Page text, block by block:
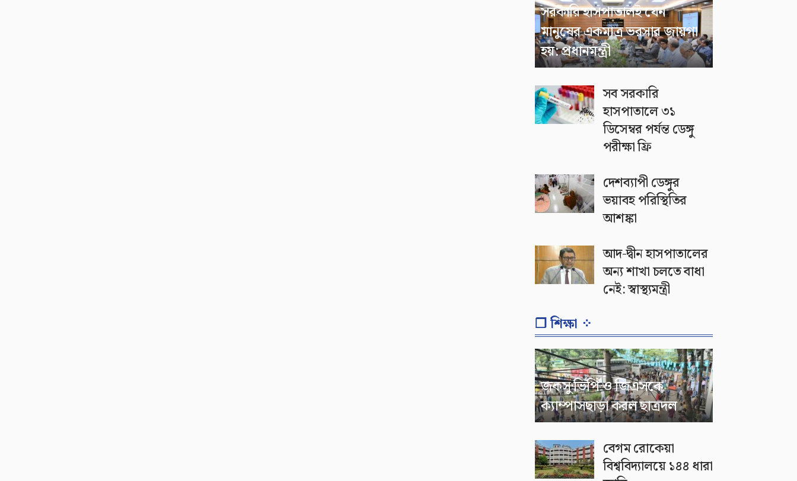
সরকারি হাসপাতালই যেন
মানুষের একমাত্র ভরসার জায়গা
হয়: প্রধানমন্ত্রী
সব সরকারি
হাসপাতালে ৩১
ডিসেম্বর পর্যন্ত ডেঙ্গু
পরীক্ষা ফ্রি
দেশব্যাপী ডেঙ্গুর
ভয়াবহ পরিস্থিতির
আশঙ্কা
আদ-দ্বীন হাসপাতালের
অন্য শাখা চলতে বাধা
নেই: স্বাস্থ্যমন্ত্রী
❐ শিক্ষা ⁘
জকসু ভিপি ও জিএসকে
ক্যাম্পাসছাড়া করল ছাত্রদল
বেগম রোকেয়া
বিশ্ববিদ্যালয়ে ১৪৪ ধারা